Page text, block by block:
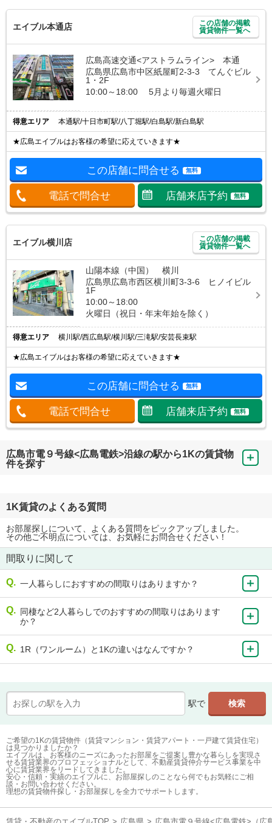
エイブル本通店
この店舗の掲載
賃貸物件一覧へ
広島高速交通<アストラムライン> 本通
広島県広島市中区紙屋町2-3-3 てんぐビル
1・2F
10:00～18:00 5月より毎週火曜日
得意エリア 本通駅/十日市町駅/八丁堀駅/白島駅/新白島駅
★広島エイブルはお客様の希望に応えていきます★
この店舗に問合せる 無料
電話で問合せ 店舗来店予約 無料
エイブル横川店
この店舗の掲載
賃貸物件一覧へ
山陽本線（中国） 横川
広島県広島市西区横川町3-3-6 ヒノイビル
1F
10:00～18:00
火曜日（祝日・年末年始を除く）
得意エリア 横川駅/西広島駅/横川駅/三滝駅/安芸長束駅
★広島エイブルはお客様の希望に応えていきます★
この店舗に問合せる 無料
電話で問合せ 店舗来店予約 無料
広島市電９号線<広島電鉄>沿線の駅から1Kの賃貸物
件を探す
1K賃貸のよくある質問
お部屋探しについて、よくある質問をピックアップしました。
その他ご不明点については、お気軽にお問合せください！
間取りに関して
一人暮らしにおすすめの間取りはありますか？
同棲など2人暮らしでのおすすめの間取りはあります
か？
1R（ワンルーム）と1Kの違いはなんですか？
駅で
ご希望の1Kの賃貸物件（賃貸マンション・賃貸アパート・一戸建て賃貸住宅）
は見つかりましたか？
エイブルは、お客様のニーズにあったお部屋をご提案し豊かな暮らしを実現さ
せる賃貸業界のプロフェッショナルとして、不動産賃貸仲介サービス事業を中
心に賃貸業界をリードしてきました。
安心・信頼・実績のエイブルに、お部屋探しのことなら何でもお気軽にご相
談・お問い合わせください。
理想の賃貸物件探し・お部屋探しを全力でサポートします。